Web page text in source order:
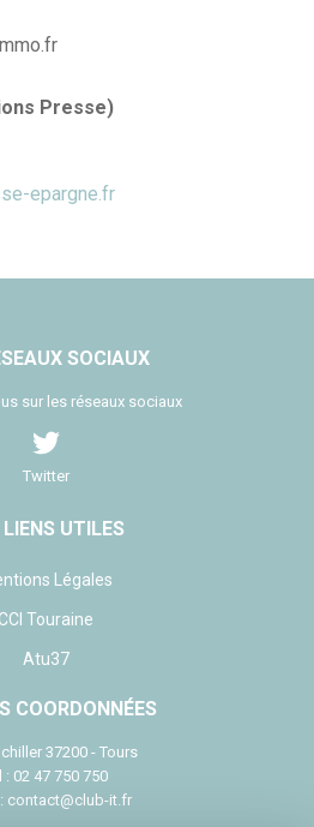
Presse)
epargne.fr
SOCIAUX
sur les réseaux sociaux
Twitter
LIENS UTILES
Légales
CCI Touraine
Atu37
COORDONNÉES
37200 - Tours
: 02 47 750 750
contact@club-it.fr